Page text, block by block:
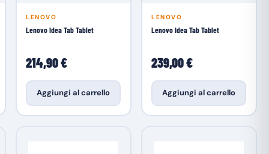
LENOVO
Lenovo Idea Tab Tablet
214,90 €
Aggiungi al carrello
LENOVO
Lenovo Idea Tab Tablet
239,00 €
Aggiungi al carrello